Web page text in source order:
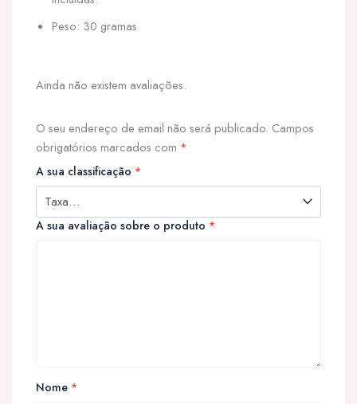
Peso: 30 gramas
Ainda não existem avaliações.
O seu endereço de email não será publicado. Campos
obrigatórios marcados com *
A sua classificação *
A sua avaliação sobre o produto *
Nome *